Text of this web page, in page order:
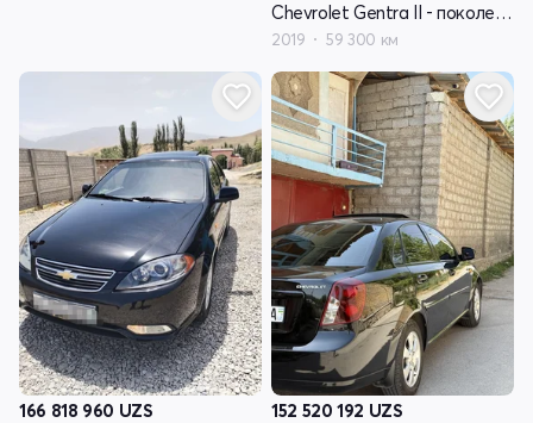
Chevrolet Gentra II - поколение
2019 59 300 км
166 818 960 UZS
152 520 192 UZS